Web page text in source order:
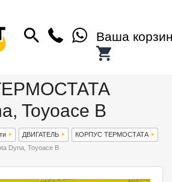
Ваша
Toyoace B
ДВИГАТЕЛЬ
КОРПУС ТЕРМОСТАТА
Dyna, Toyoace B